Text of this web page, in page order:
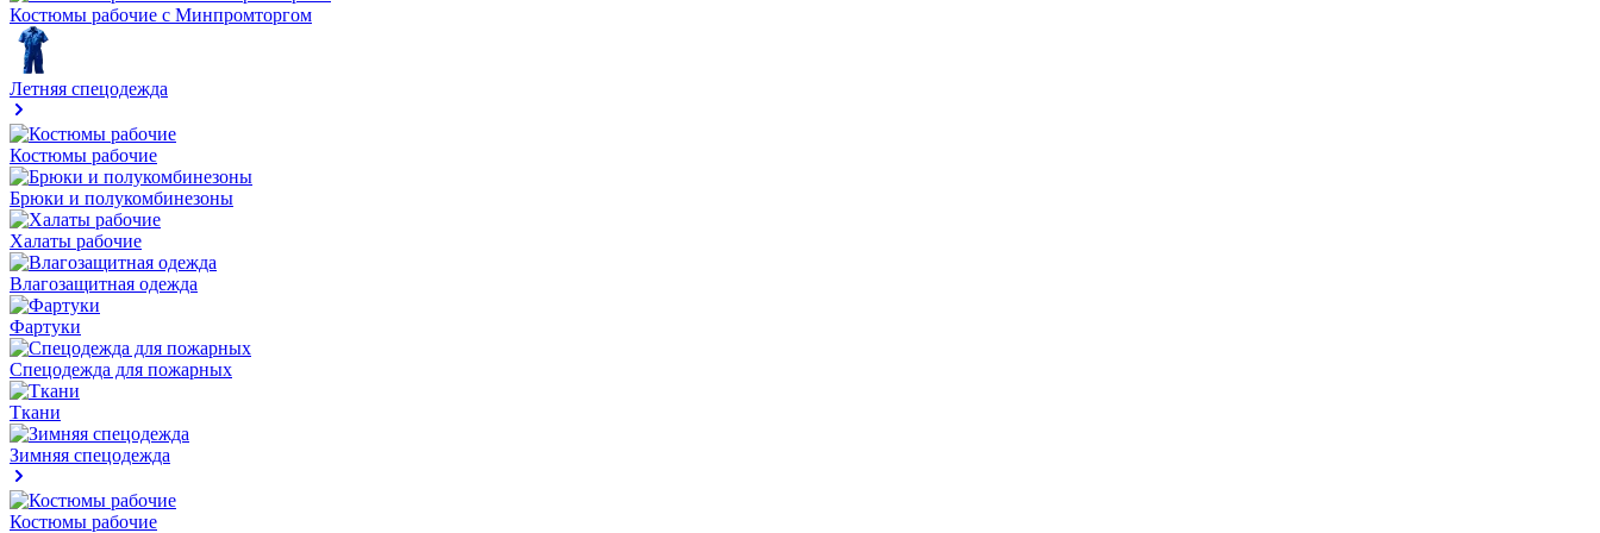
Костюмы рабочие с Минпромторгом
Летняя спецодежда
Костюмы рабочие
Брюки и полукомбинезоны
Халаты рабочие
Влагозащитная одежда
Фартуки
Спецодежда для пожарных
Ткани
Зимняя спецодежда
Костюмы рабочие